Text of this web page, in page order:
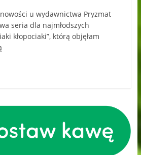
u wydawnictwa Pryzmat
seria dla najmłodszych
kłopociaki”, którą objęłam